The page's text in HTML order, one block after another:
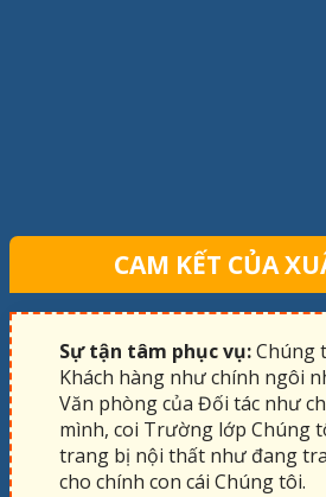
CAM KẾT CỦA
Sự tận tâm phục vụ:Chúng
Khách hàng như chính ngôi
Văn phòng của Đối tác như
mình, coi Trường lớp Chúng
trang bị nội thất như đang
cho chính con cái Chúng tôi.